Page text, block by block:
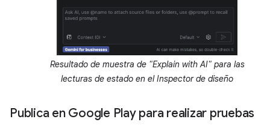
Resultado de muestra de "Explain with AI" para las
lecturas de estado en el Inspector de diseño
Publica en Google Play para realizar pruebas